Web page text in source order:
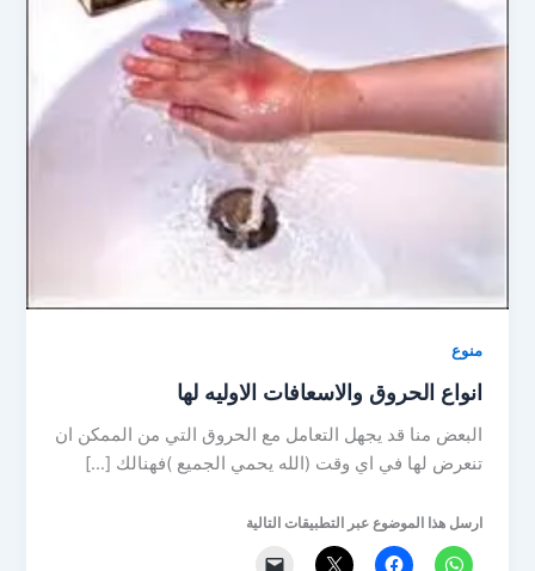
منوع
انواع الحروق والاسعافات الاوليه لها
البعض منا قد يجهل التعامل مع الحروق التي من الممكن ان
تنعرض لها في اي وقت (الله يحمي الجميع )فهنالك […]
ارسل هذا الموضوع عبر التطبيقات التالية